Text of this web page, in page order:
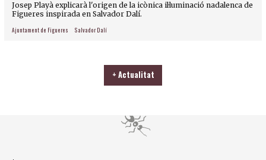
Josep Playà explicarà l'origen de la icònica il·luminació nadalenca de
Figueres inspirada en Salvador Dalí.
Ajuntament de Figueres Salvador Dalí
+ Actualitat